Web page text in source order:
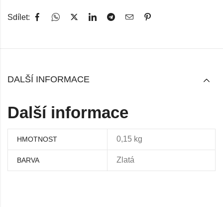
Sdílet:
DALŠÍ INFORMACE
Další informace
HMOTNOST 0,15 kg
BARVA Zlatá